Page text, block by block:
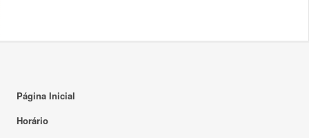
Página Inicial
Horário